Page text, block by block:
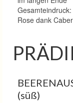
Rose dank
(süß)